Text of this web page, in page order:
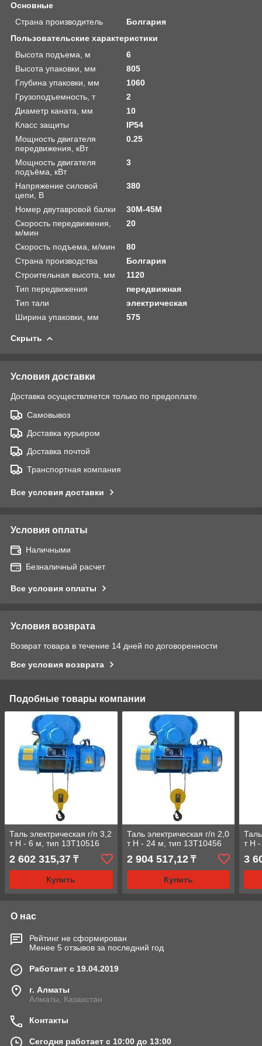
Основные
Страна производитель
Болгария
Пользовательские характеристики
Высота подъема, м
6
Высота упаковки, мм
805
Глубина упаковки, мм
1060
Грузоподъемность, т
2
Диаметр каната, мм
10
Класс защиты
IP54
Мощность двигателя
передвижения, кВт
0.25
Мощность двигателя
подъёма, кВт
3
Напряжение силовой
цепи, В
380
Номер двутавровой балки
30М-45М
Скорость передвижения,
м/мин
20
Скорость подъема, м/мин
80
Страна производства
Болгария
Строительная высота, мм
1120
Тип передвижения
передвижная
Тип тали
электрическая
Ширина упаковки, мм
575
Скрыть
Условия доставки
Доставка осуществляется только по предоплате.
Самовывоз
Доставка курьером
Доставка почтой
Транспортная компания
Все условия доставки
Условия оплаты
Наличными
Безналичный расчет
Все условия оплаты
Условия возврата
Возврат товара в течение 14 дней по договоренности
Все условия возврата
Подобные товары компании
Таль электрическая г/п 3,2
т Н - 6 м, тип 13Т10516
2 602 315,37 ₸
Купить
Таль электрическая г/п 2,0
т Н - 24 м, тип 13Т10456
2 904 517,12₸
Купить
т Н
3
О нас
Рейтинг не сформирован
Менее 5 отзывов за последний год
Работает с 19.04.2019
г. Алматы
Алматы, Казахстан
Контакты
Сегодня работает с 10:00 до 13:00